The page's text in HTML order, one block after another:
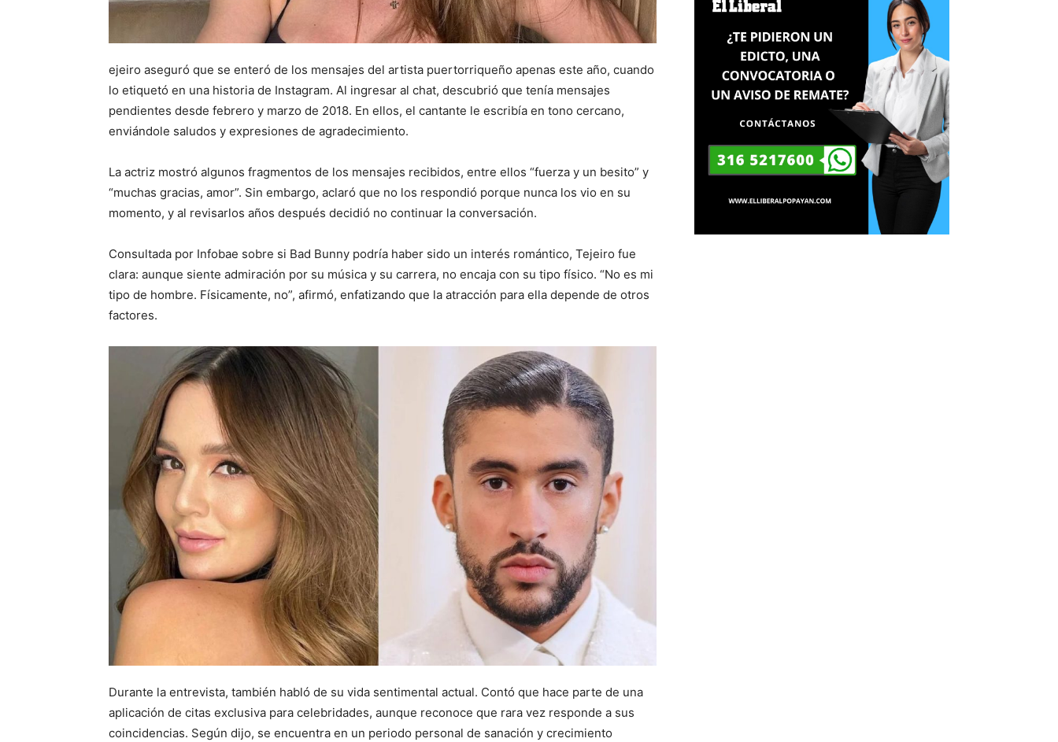
ejeiro aseguró que se enteró de los mensajes del artista puertorriqueño apenas este año, cuando
lo etiquetó en una historia de Instagram. Al ingresar al chat, descubrió que tenía mensajes
pendientes desde febrero y marzo de 2018. En ellos, el cantante le escribía en tono cercano,
enviándole saludos y expresiones de agradecimiento.
La actriz mostró algunos fragmentos de los mensajes recibidos, entre ellos “fuerza y un besito” y
“muchas gracias, amor”. Sin embargo, aclaró que no los respondió porque nunca los vio en su
momento, y al revisarlos años después decidió no continuar la conversación.
Consultada por Infobae sobre si Bad Bunny podría haber sido un interés romántico, Tejeiro fue
clara: aunque siente admiración por su música y su carrera, no encaja con su tipo físico. “No es mi
tipo de hombre. Físicamente, no”, afirmó, enfatizando que la atracción para ella depende de otros
factores.
Durante la entrevista, también habló de su vida sentimental actual. Contó que hace parte de una
aplicación de citas exclusiva para celebridades, aunque reconoce que rara vez responde a sus
coincidencias. Según dijo, se encuentra en un periodo personal de sanación y crecimiento